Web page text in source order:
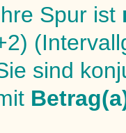
Spur ist
sind